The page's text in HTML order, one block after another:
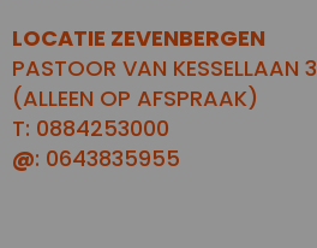
LOCATIE ZEVENBERGEN
PASTOOR VAN KESSELLAAN 3
(ALLEEN OP AFSPRAAK)
T: 0884253000
@: 0643835955